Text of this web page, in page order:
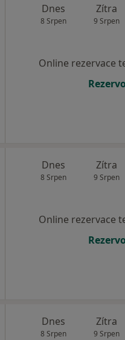
Dnes
8 Srpen
Zítra
9 Srpen
Online rezervace
Dnes
8 Srpen
Zítra
9 Srpen
Online rezervace
Dnes
8 Srpen
Zítra
9 Srpen